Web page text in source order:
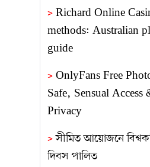
> Richard Online
methods: Australian
guide
> OnlyFans Free
Safe, Sensual Access
Privacy
>সীমিত আয়োজনে
দিবস পালিত